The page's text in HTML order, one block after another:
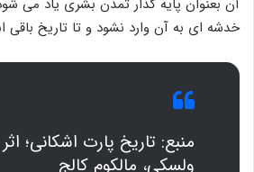
آن بعنوان پایه گذار تمدن بشری یاد می
خدشه ای به آن وارد نشود و تا تاریخ باقی
منبع: تاریخ پارت اشکانی؛
ولسکی، مالکوم کالج